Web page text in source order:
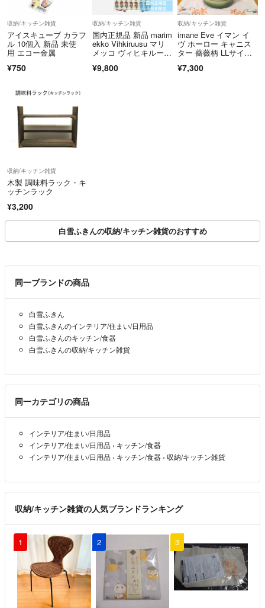
収納/キッチン雑貨
アイスキューブ カラフ
ル 10個入 新品 未使
用 エコー金属
¥750
収納/キッチン雑貨
国内正規品 新品 marim
ekko Vihkiruusu マリ
メッコ ヴィヒキルー
ンク 日本限定
¥9,800
収納/キッチン雑貨
imane Eve イマン イ
ヴ ホーロー キャニス
ター 薔薇柄 LLサイ
¥7,300
収納/キッチン雑貨
木製 調味料ラック・キ
ッチンラック
¥3,200
白雪ふきんの収納/キッチン雑貨のおすすめ
同一ブランドの商品
白雪ふきん
白雪ふきんのインテリア/住まい/日用品
白雪ふきんのキッチン/食器
白雪ふきんの収納/キッチン雑貨
同一カテゴリの商品
インテリア/住まい/日用品
インテリア/住まい/日用品 › キッチン/食器
インテリア/住まい/日用品 › キッチン/食器 › 収納/キッチン雑貨
収納/キッチン雑貨の人気ブランドランキング
1 2 3